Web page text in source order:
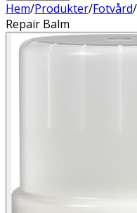
Hem/Produkter/Fotvård/
Repair Balm